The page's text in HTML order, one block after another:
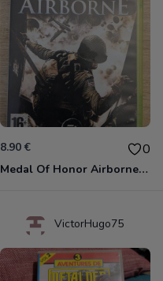
8.90 € 0
Medal Of Honor Airborne Xbox 360
VictorHugo75